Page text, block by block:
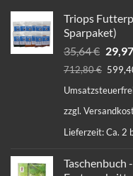
Triops
Sparpaket)
35,64€
Preis
29,97
712,80€
zzgl.
Lieferzeit:Ca. 2
Taschenbuch